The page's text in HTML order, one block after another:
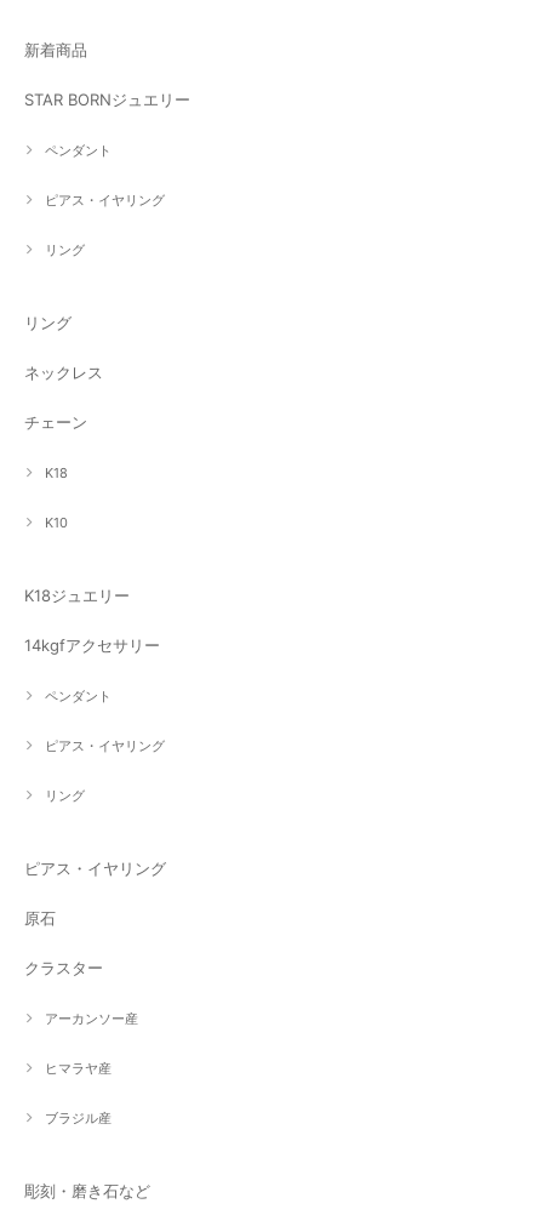
新着商品
STAR BORNジュエリー
ペンダント
ピアス・イヤリング
リング
リング
ネックレス
チェーン
K18
K10
K18ジュエリー
14kgfアクセサリー
ペンダント
ピアス・イヤリング
リング
ピアス・イヤリング
原石
クラスター
アーカンソー産
ヒマラヤ産
ブラジル産
彫刻・磨き石など